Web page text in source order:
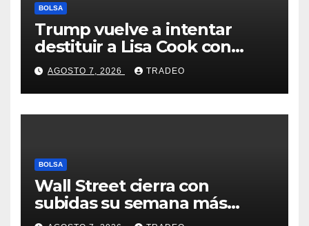
BOLSA
Trump vuelve a intentar
destituir a Lisa Cook con
acusaciones de fraude
hipotecario
AGOSTO 7, 2026 TRADEO
BOLSA
Wall Street cierra con
subidas su semana más
alcista desde abril